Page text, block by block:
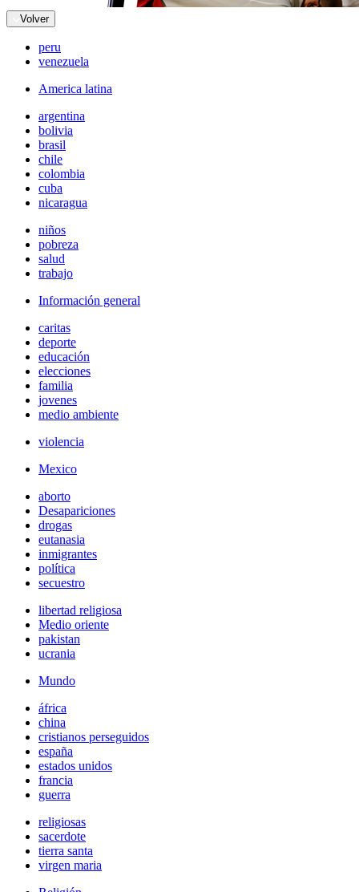
Volver
peru
venezuela
America latina
argentina
bolivia
brasil
chile
colombia
cuba
nicaragua
niños
pobreza
salud
trabajo
Información general
caritas
deporte
educación
elecciones
familia
jovenes
medio ambiente
violencia
Mexico
aborto
Desapariciones
drogas
eutanasia
inmigrantes
política
secuestro
libertad religiosa
Medio oriente
pakistan
ucrania
Mundo
áfrica
china
cristianos perseguidos
españa
estados unidos
francia
guerra
religiosas
sacerdote
tierra santa
virgen maria